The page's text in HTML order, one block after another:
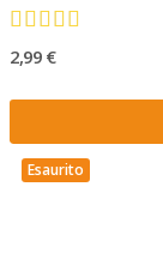
2,99 €
Esaurito